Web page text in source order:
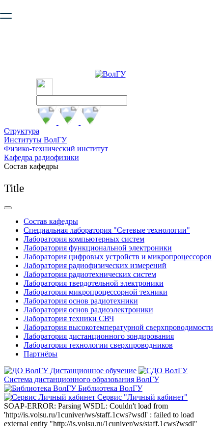
безопасную работу с сайтом. Пожалуйста
Структура
Институты ВолГУ
Физико-технический институт
Кафедра радиофизики
Состав кафедры
Title
Состав кафедры
Специальная лаборатория "Сетевые технологии"
Лаборатория компьютерных систем
Лаборатория функциональной электроники
Лаборатория цифровых устройств и микропроцессоров
Лаборатория радиофизических измерений
Лаборатория радиотехнических систем
Лаборатория твердотельной электроники
Лаборатория микропроцессорной техники
Лаборатория основ радиотехники
Лаборатория основ радиоэлектроники
Лаборатория техники СВЧ
Лаборатория высокотемпературной сверхпроводимости
Лаборатория дистанционного зондирования
Лаборатория технологии сверхпроводников
Партнёры
Дистанционное обучение
Система дистанционного образования ВолГУ
Библиотека ВолГУ
Сервис "Личный кабинет"
SOAP-ERROR: Parsing WSDL: Couldn't load from
'http://is.volsu.ru/1cuniver/ws/staff.1cws?wsdl' : failed to load
external entity "http://is.volsu.ru/1cuniver/ws/staff.1cws?wsdl"